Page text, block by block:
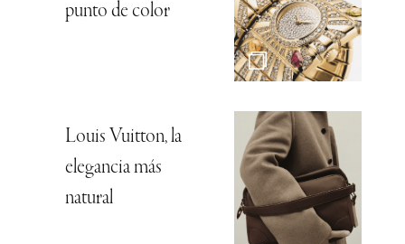
punto de color
Louis Vuitton, la
elegancia más
natural